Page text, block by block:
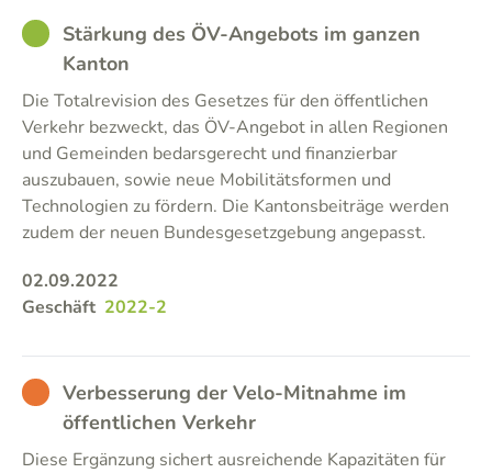
GOODStärkung des ÖV-Angebots im ganzen
Kanton
Die Totalrevision des Gesetzes für den öffentlichen
Verkehr bezweckt, das ÖV-Angebot in allen Regionen
und Gemeinden bedarsgerecht und finanzierbar
auszubauen, sowie neue Mobilitätsformen und
Technologien zu fördern. Die Kantonsbeiträge werden
zudem der neuen Bundesgesetzgebung angepasst.
02.09.2022
Geschäft 2022-2
BADVerbesserung der Velo-Mitnahme im
öffentlichen Verkehr
Diese Ergänzung sichert ausreichende Kapazitäten für